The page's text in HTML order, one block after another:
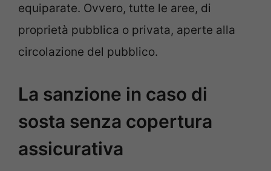
equiparate. Ovvero, tutte le aree, di
proprietà pubblica o privata, aperte alla
circolazione del pubblico.
La sanzione in caso di
sosta senza copertura
assicurativa